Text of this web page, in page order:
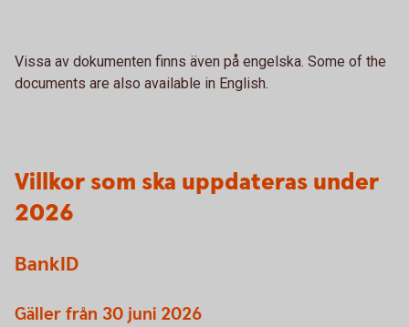
Vissa av dokumenten finns även på engelska. Some of the
documents are also available in English.
Villkor som ska uppdateras under
2026
BankID
Gäller från 30 juni 2026